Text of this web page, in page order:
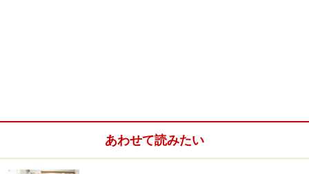
じクラスのこどもでもこれだけの違いがあるということ
あわせて読みたい